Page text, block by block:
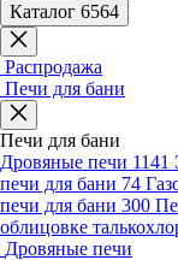
Каталог 6564
Распродажа
Печи для бани
Печи для бани
Дровяные печи 1141
печи для бани 74
печи для бани 300
облицовке
Дровяные печи